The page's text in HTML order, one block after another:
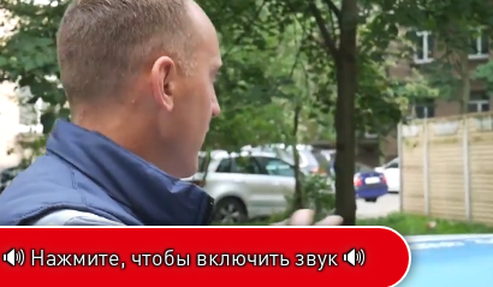
🔊 Нажмите, чтобы включить звук 🔊